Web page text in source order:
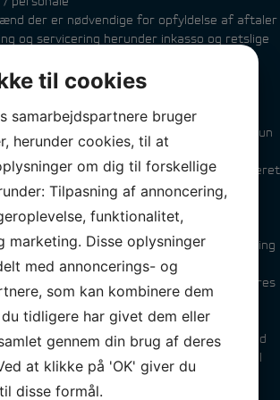
der er nødvendige for opfyldelse af aftaler
og servicering herunder inkasso og retslige
med henblik på at vedligeholde din konto
bedst mulige oplevelse på Sejlklubben Neptun
vi statistik over, hvordan brugerne
anvendes udelukkende i anonymiseret
sider og hvilket indhold brugerne
kan anvende Google Analytics til indsamling
i den forbindelse IP-adresser til
for Google Analytics accepteres
kan findes her:www.google.com/privacy
Vejle og alle forretningspartnere og
en databehandleraftale, der til hver en tid
kundernes interesser. Disse aftaler kan til
anmodning.
til cookies
samarbejdspartnere bruger
herunder cookies, til at
om dig til forskellige
Tilpasning af annoncering,
funktionalitet,
marketing. Disse oplysninger
med annoncerings- og
som kan kombinere dem
tidligere har givet dem eller
gennem din brug af deres
at klikke på 'OK' giver du
disse formål.